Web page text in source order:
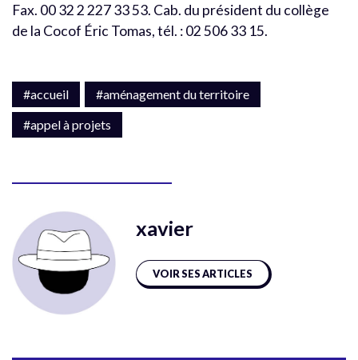
Fax. 00 32 2 227 33 53. Cab. du président du collège
de la Cocof Éric Tomas, tél. : 02 506 33 15.
#accueil
#aménagement du territoire
#appel à projets
xavier
VOIR SES ARTICLES